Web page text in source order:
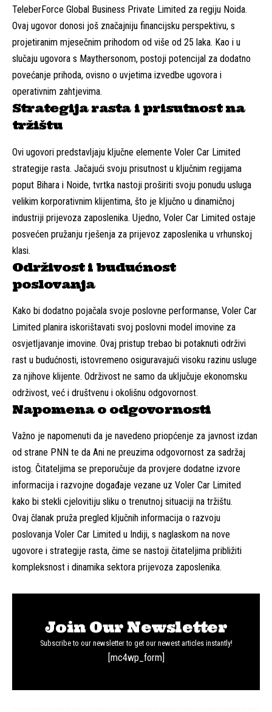
TeleberForce Global Business Private Limited za regiju Noida.
Ovaj ugovor donosi još značajniju financijsku perspektivu, s
projetiranim mjesečnim prihodom od više od 25 laka. Kao i u
slučaju ugovora s Maythersonom, postoji potencijal za dodatno
povećanje prihoda, ovisno o uvjetima izvedbe ugovora i
operativnim zahtjevima.
Strategija rasta i prisutnost na
tržištu
Ovi ugovori predstavljaju ključne elemente Voler Car Limited
strategije rasta. Jačajući svoju prisutnost u ključnim regijama
poput Bihara i Noide, tvrtka nastoji proširiti svoju ponudu usluga
velikim korporativnim klijentima, što je ključno u dinamičnoj
industriji prijevoza zaposlenika. Ujedno, Voler Car Limited ostaje
posvećen pružanju rješenja za prijevoz zaposlenika u vrhunskoj
klasi.
Održivost i budućnost
poslovanja
Kako bi dodatno pojačala svoje poslovne performanse, Voler Car
Limited planira iskorištavati svoj poslovni model imovine za
osvjetljavanje imovine. Ovaj pristup trebao bi potaknuti održivi
rast u budućnosti, istovremeno osiguravajući visoku razinu usluge
za njihove klijente. Održivost ne samo da uključuje ekonomsku
održivost, već i društvenu i okolišnu odgovornost.
Napomena o odgovornosti
Važno je napomenuti da je navedeno priopćenje za javnost izdan
od strane PNN te da Ani ne preuzima odgovornost za sadržaj
istog. Čitateljima se preporučuje da provjere dodatne izvore
informacija i razvojne događaje vezane uz Voler Car Limited
kako bi stekli cjelovitiju sliku o trenutnoj situaciji na tržištu.
Ovaj članak pruža pregled ključnih informacija o razvoju
poslovanja Voler Car Limited u Indiji, s naglaskom na nove
ugovore i strategije rasta, čime se nastoji čitateljima približiti
kompleksnost i dinamika sektora prijevoza zaposlenika.
Join Our Newsletter
Subscribe to our newsletter to get our newest articles instantly!
[mc4wp_form]